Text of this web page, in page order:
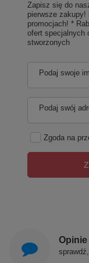
Zapisz się do
pierwsze zakupy!
promocjach! *
ofert specjalnych
stworzonych
Podaj swoje
Podaj swój
Zgoda na
Opinie